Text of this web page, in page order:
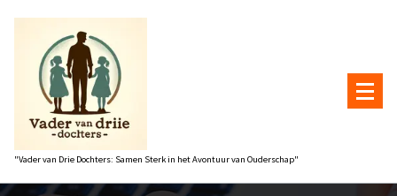
"Vader van Drie Dochters: Samen Sterk in het Avontuur van Ouderschap"